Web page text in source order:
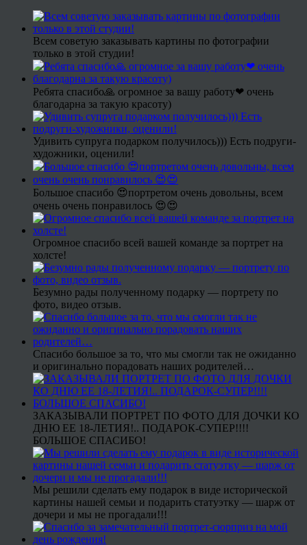
Всем советую заказывать картины по фотографии
только в этой студии!
Ребята спасибо🙏 огромное за вашу работу❤ очень
благодарна за такую красоту)
Удивить супруга подарком получилось))) Есть подруги-
художники, оценили!
Большое спасибо 😍портретом очень довольны, всем
очень очень понравилось 😍😍
Огромное спасибо всей вашей команде за портрет на
холсте!
Безумно рады полученному подарку — портрету по
фото, видео отзыв.
Спасибо большое за то, что мы смогли так не ожиданно
и оригинально порадовать наших родителей…
ЗАКАЗЫВАЛИ ПОРТРЕТ ПО ФОТО ДЛЯ ДОЧКИ КО
ДНЮ ЕЕ 18-ЛЕТИЯ!.. ПОДАРОК-СУПЕР!!!!
БОЛЬШОЕ СПАСИБО!
Мы решили сделать ему подарок в виде исторической
картины нашей семьи и подарить статуэтку — шарж от
дочери и мы не прогадали!!!